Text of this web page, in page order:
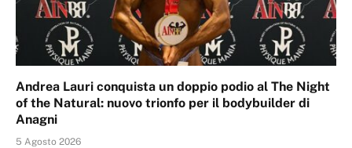
Andrea Lauri conquista un doppio podio al The Night
of the Natural: nuovo trionfo per il bodybuilder di
Anagni
5 Agosto 2026